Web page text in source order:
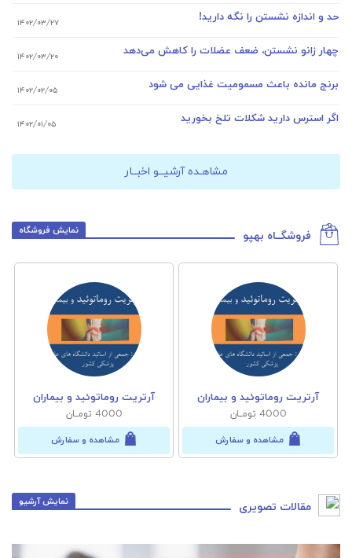
حد و اندازه نشستن را نگه دارید! ۱۴۰۲/۰۳/۲۷
چهار زانو نشستن، ضعف عضلات را کاهش می‌دهد ۱۴۰۲/۰۳/۲۰
برنج مانده باعث مسمومیت غذایی می شود ۱۴۰۲/۰۲/۰۵
اگر استرس دارید شکلات تلخ بخورید ۱۴۰۲/۰۱/۰۵
مشاهـده آرشیــو اخبــار
فروشگــاه بهپو نمایش فروشگاه
آرتریت روماتوئید و بیماران
4000 تومــان
مشاهده و سفارش
آرتریت روماتوئید و بیماران
4000 تومــان
مشاهده و سفارش
مقالات تصویری نمایش آرشیو